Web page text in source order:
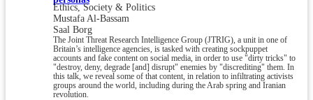
Ethics, Society & Politics
Mustafa Al-Bassam
Saal Borg
The Joint Threat Research Intelligence Group (JTRIG), a unit in one of
Britain’s intelligence agencies, is tasked with creating sockpuppet
accounts and fake content on social media, in order to use "dirty tricks" to
"destroy, deny, degrade [and] disrupt" enemies by "discrediting" them. In
this talk, we reveal some of that content, in relation to infiltrating activists
groups around the world, including during the Arab spring and Iranian
revolution.